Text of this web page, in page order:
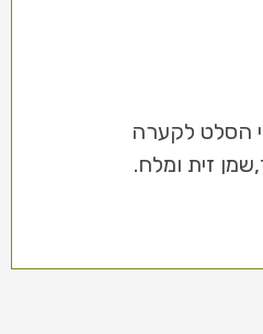
הסלט לקערה
זית ומלח.